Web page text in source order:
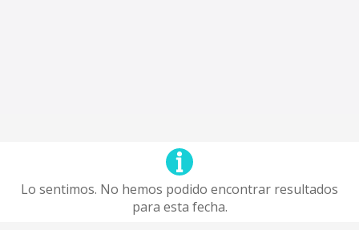
Lo sentimos. No hemos podido encontrar resultados
para esta fecha.